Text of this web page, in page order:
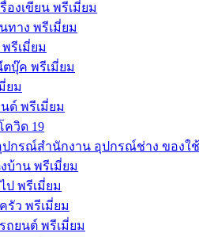
องเขียน พรีเมี่ยม
ทาง พรีเมี่ยม
พรีเมี่ยม
ตบุ๊ค พรีเมี่ยม
ยม
ด์ พรีเมี่ยม
ควิด 19
ปกรณ์สำนักงาน อุปกรณ์ช่าง ของใ
บ้าน พรีเมี่ยม
ป พรีเมี่ยม
รัว พรีเมี่ยม
ถยนต์ พรีเมี่ยม